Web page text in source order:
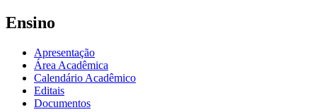
Ensino
Apresentação
Área Acadêmica
Calendário Acadêmico
Editais
Documentos